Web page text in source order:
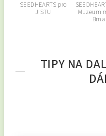
SEEDHEARTS pro
JISTU
Muzeum
Brna
TIPY NA